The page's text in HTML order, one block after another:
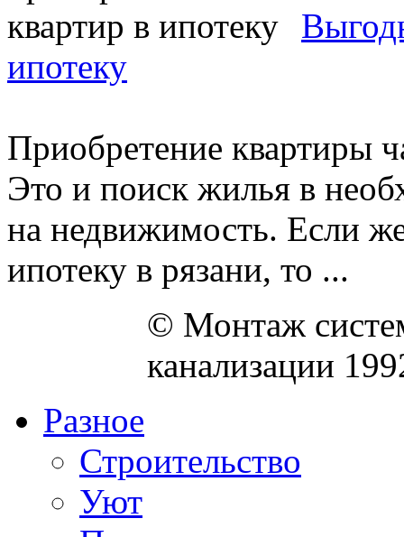
ипотеку
Приобретение квартиры
Это и поиск жилья в
на недвижимость. Если
ипотеку в рязани, то ...
© Монтаж
канализации
Разное
Строительство
Уют